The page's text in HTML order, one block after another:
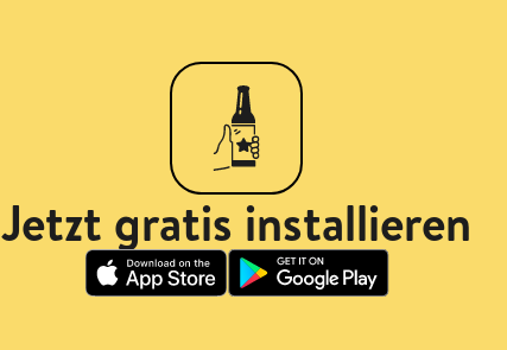
Jetzt gratis installieren